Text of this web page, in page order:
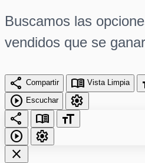
Buscamos las
vendidos que se
share Compartir menu_book Vista Limpia
play_circle Escuchar
settings
share
menu_book
format_size
play_circle
settings
close